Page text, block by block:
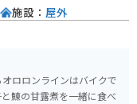
ロロンラインはバイクで
鰊の甘露煮を一緒に食べ
施設： 屋外